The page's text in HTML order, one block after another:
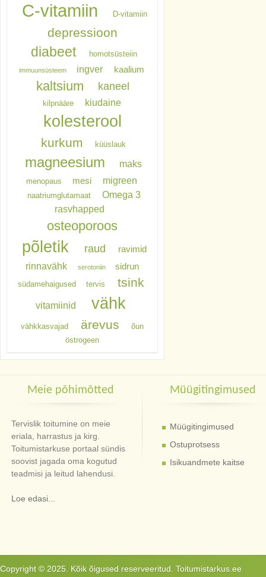
C-vitamiin D-vitamiin
depressioon
diabeet homotsüsteiin
immuunsüsteem ingver kaalium
kaltsium kaneel
kilpnääre kiudaine
kolesterool
kurkum küüslauk
magneesium maks
menopaus mesi migreen
naatriumglutamaat
Omega 3
rasvhapped
osteoporoos
põletik raud ravimid
rinnavähk serotoniin sidrun
südamehaigused tervis tsink
vitamiinid vähk
vähkkasvajad ärevus
õun
östrogeen
Meie põhimõtted
Tervislik toitumine on meie
eriala, harrastus ja kirg.
Toitumistarkuse portaal sündis
soovist jagada oma kogutud
teadmisi ja leitud lahendusi.
Loe edasi...
Müügitingimused
Müügitingimused
Ostuprotsess
Isikuandmete kaitse
Copyright © 2025. Kõik õigused reserveeritud. Toitumistarkus.ee